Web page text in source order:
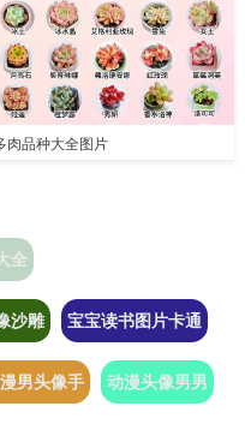
肉品种大全图片
全
沙雕 宝宝读书图片卡通
男头像手 动漫头像男男